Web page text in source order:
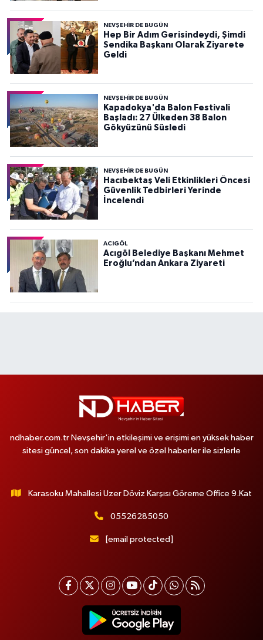
NEVŞEHIR DE BUGÜN
Hep Bir Adım Gerisindeydi, Şimdi
Sendika Başkanı Olarak Ziyarete
Geldi
NEVŞEHIR DE BUGÜN
Kapadokya'da Balon Festivali
Başladı: 27 Ülkeden 38 Balon
Gökyüzünü Süsledi
NEVŞEHIR DE BUGÜN
Hacıbektaş Veli Etkinlikleri Öncesi
Güvenlik Tedbirleri Yerinde
İncelendi
ACIGÖL
Acıgöl Belediye Başkanı Mehmet
Eroğlu’ndan Ankara Ziyareti
ndhaber.com.tr Nevşehir'in etkileşimi ve erişimi en yüksek haber
sitesi güncel, son dakika yerel ve özel haberler ile sizlerle
Karasoku Mahallesi Uzer Döviz Karşısı Göreme Office 9.Kat
05526285050
[email protected]